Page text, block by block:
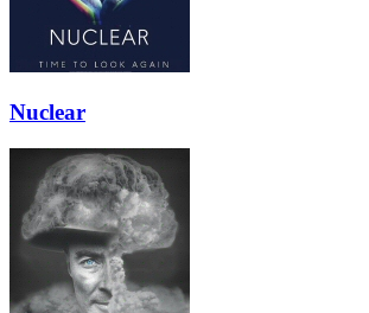
Nuclear